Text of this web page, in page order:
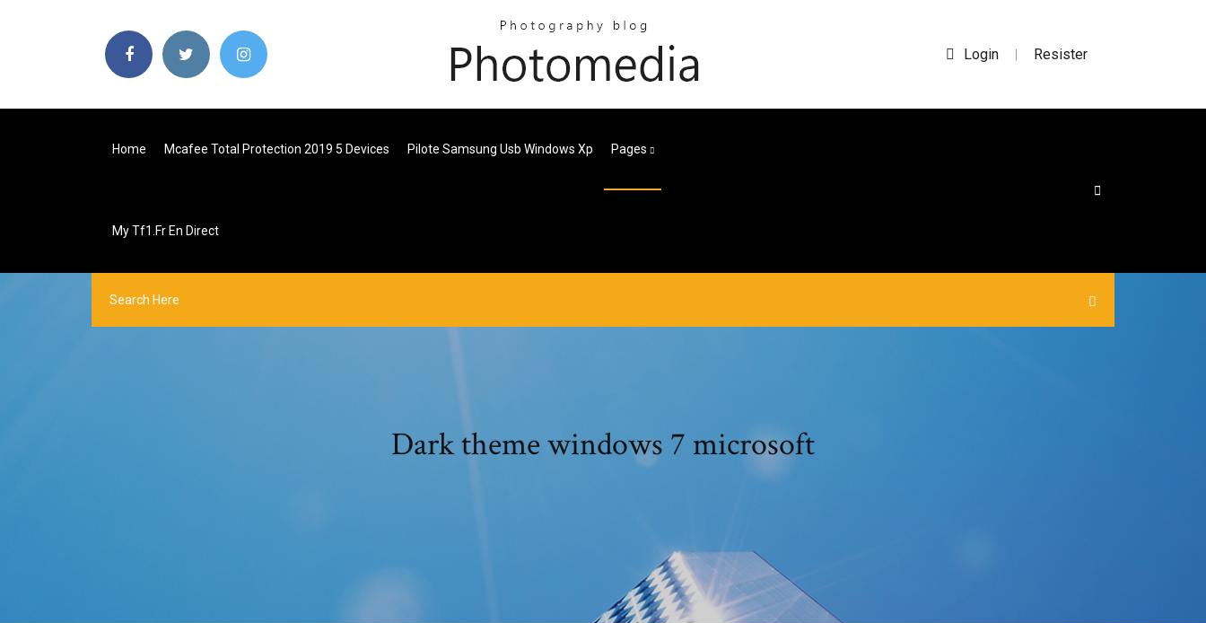
Login | Resister
Home Mcafee Total Protection 2019 5 Devices Pilote Samsung Usb Windows Xp Pages
My Tf1.fr En Direct
Dark theme windows 7 microsoft